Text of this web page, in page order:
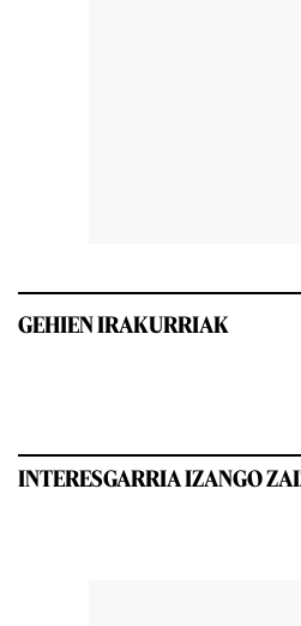
GEHIEN IRAKURRIAK
INTERESGARRIA IZANGO